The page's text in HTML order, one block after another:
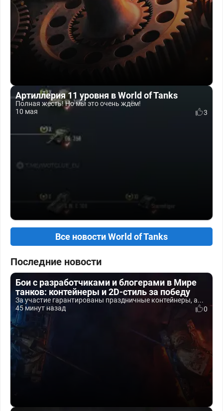
Артиллерия 11 уровня в World of Tanks
Полная жесть! Но мы это очень ждём!
10 мая
3
Все новости World of Tanks
Последние новости
Бои с разработчиками и блогерами в Мире
танков: контейнеры и 2D-стиль за победу
За участие гарантированы праздничные контейнеры, а...
45 минут назад
0